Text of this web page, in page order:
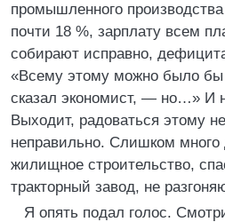
промышленного производства
почти 18 %, зарплату всем
собирают исправно,
«Всему этому можно было
сказал экономист, — но…» И
Выходит, радоваться этому
неправильно. Слишком много
жилищное строительство,
тракторный завод, не
Я опять подал голос.